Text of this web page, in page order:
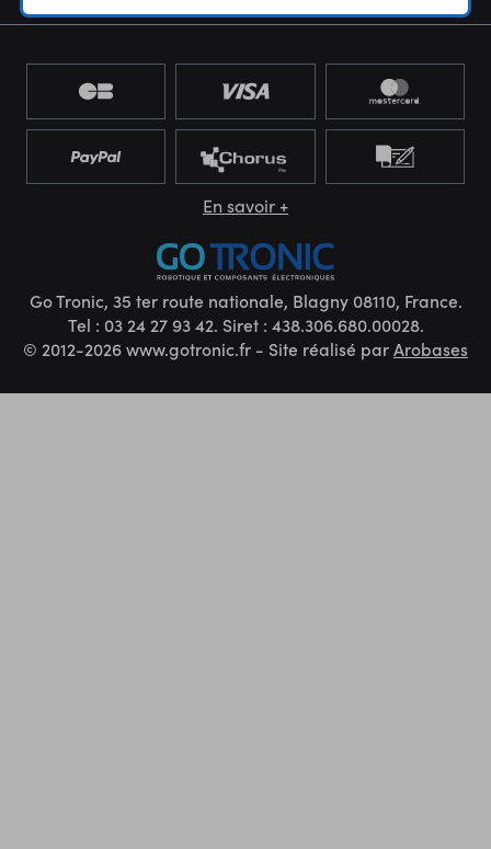
En savoir +
Go Tronic, 35 ter route nationale, Blagny 08110, France.
Tel : 03 24 27 93 42. Siret : 438.306.680.00028.
© 2012-2026 www.gotronic.fr - Site réalisé parArobases